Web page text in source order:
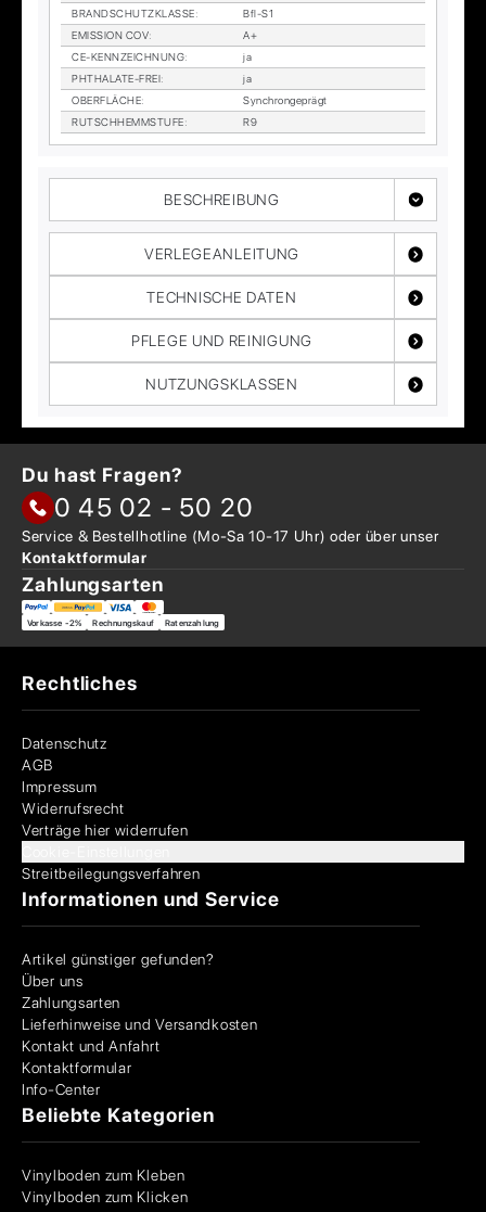
BRAND­SCHUTZ­KLAS­SE:
Bfl-S1
EMIS­SI­ON COV:
A+
CE-KENN­ZEICH­NUNG:
ja
PHTHA­LA­TE-FREI:
ja
OBER­FLÄ­CHE:
Syn­chron­ge­prägt
RUTSCH­HEMM­STU­FE: R9
BESCHREIBUNG
VERLEGEANLEITUNG
TECHNISCHE DATEN
PFLEGE UND REINIGUNG
NUTZUNGSKLASSEN
Du hast Fragen?
0 45 02 - 50 20
Service & Bestellhotline (Mo-Sa 10-17 Uhr) oder überunser
Kontaktformular
Zahlungsarten
Vorkasse -2% Rechnungskauf Ratenzahlung
Rechtliches
Datenschutz
AGB
Impressum
Widerrufsrecht
Verträge hier widerrufen
Streitbeilegungsverfahren
Informationen und Service
Artikel günstiger gefunden?
Über uns
Zahlungsarten
Lieferhinweise und Versandkosten
Kontakt und Anfahrt
Kontaktformular
Info-Center
Beliebte Kategorien
Vinylboden zum Kleben
Vinylboden zum Klicken